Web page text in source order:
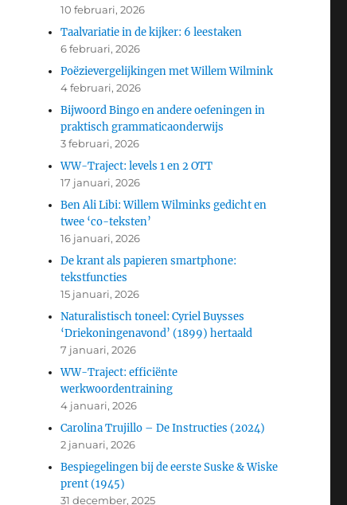
10 februari, 2026
Taalvariatie in de kijker: 6 leestaken
6 februari, 2026
Poëzievergelijkingen met Willem Wilmink
4 februari, 2026
Bijwoord Bingo en andere oefeningen in
praktisch grammaticaonderwijs
3 februari, 2026
WW-Traject: levels 1 en 2 OTT
17 januari, 2026
Ben Ali Libi: Willem Wilminks gedicht en
twee ‘co-teksten’
16 januari, 2026
De krant als papieren smartphone:
tekstfuncties
15 januari, 2026
Naturalistisch toneel: Cyriel Buysses
‘Driekoningenavond’ (1899) hertaald
7 januari, 2026
WW-Traject: efficiënte
werkwoordentraining
4 januari, 2026
Carolina Trujillo – De Instructies (2024)
2 januari, 2026
Bespiegelingen bij de eerste Suske & Wiske
prent (1945)
31 december, 2025